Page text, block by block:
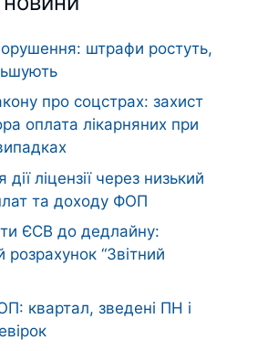
штрафи ростуть,
про соцстрах: захист
оплата лікарняних при
ліцензії через низький
та доходу ФОП
ЄСВ до дедлайну:
розрахунок “Звітний
квартал, зведені ПН і